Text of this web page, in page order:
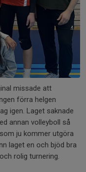
missade att
förra helgen
igen. Laget saknade
annan volleyboll så
ju kommer utgöra
laget en och bjöd bra
rolig turnering.